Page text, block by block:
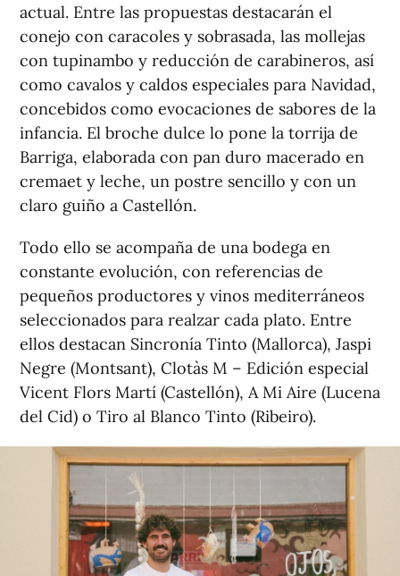
actual. Entre las propuestas destacarán el
conejo con caracoles y sobrasada, las mollejas
con tupinambo y reducción de carabineros, así
como cavalos y caldos especiales para Navidad,
concebidos como evocaciones de sabores de la
infancia. El broche dulce lo pone la torrija de
Barriga, elaborada con pan duro macerado en
cremaet y leche, un postre sencillo y con un
claro guiño a Castellón.
Todo ello se acompaña de una bodega en
constante evolución, con referencias de
pequeños productores y vinos mediterráneos
seleccionados para realzar cada plato. Entre
ellos destacan Sincronía Tinto (Mallorca), Jaspi
Negre (Montsant), Clotàs M – Edición especial
Vicent Flors Martí (Castellón), A Mi Aire (Lucena
del Cid) o Tiro al Blanco Tinto (Ribeiro).